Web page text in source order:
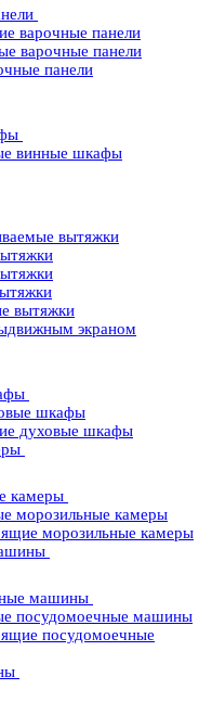
варочные панели
варочные панели
панели
винные шкафы
вытяжки
вытяжки
экраном
шкафы
духовые шкафы
камеры
морозильные камеры
морозильные камеры
машины
посудомоечные машины
посудомоечные